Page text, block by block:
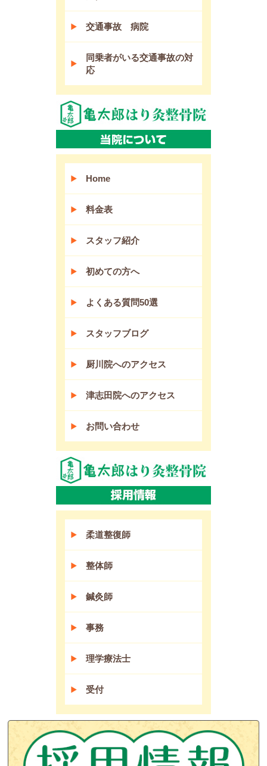
交通事故 病院
同乗者がいる交通事故の対
応
Home
料金表
スタッフ紹介
初めての方へ
よくある質問50選
スタッフブログ
厨川院へのアクセス
津志田院へのアクセス
お問い合わせ
柔道整復師
整体師
鍼灸師
事務
理学療法士
受付